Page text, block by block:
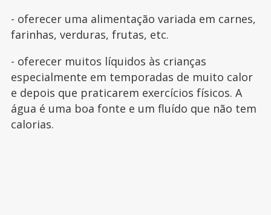
- oferecer uma alimentação variada em carnes,
farinhas, verduras, frutas, etc.
- oferecer muitos líquidos às crianças
especialmente em temporadas de muito calor
e depois que praticarem exercícios físicos. A
água é uma boa fonte e um fluído que não tem
calorias.